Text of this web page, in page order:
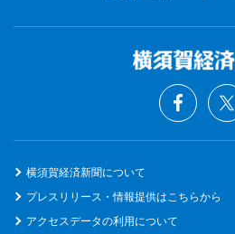
横須賀経済新聞について
プレスリリース・情報提供はこちらから
アクセスデータの利用について